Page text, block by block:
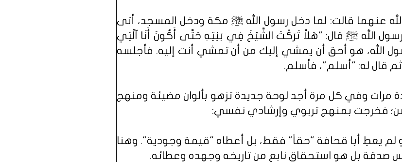
عنهما قالت: لما دخل رسول الله ﷺ مكة ودخل المسجد، أتى
رسول الله ﷺ قال: "هَلاَّ تَرَكْتَ الشَّيْخَ فِي بَيْتِهِ حَتَّى أَكُونَ أَنَا آلْتِي
الله، هو أحق أن يمشي إليك من أن تمشي أنت إليه. فأجلسه
قال له: "أسلم"، فأسلم.
مرات وفي كل مرة أجد لوحة جديدة تزهو بألوان مضيئة ومنهج
فخرجت بمنهج تربوي وإرشادي نفسي:
لم يعطِ أبا قحافة "حقاً" فقط، بل أعطاه "قيمة وجودية". وهنا
ليس صدقة بل هو استحقاق نابع من تاريخه وجهده وعطائه.